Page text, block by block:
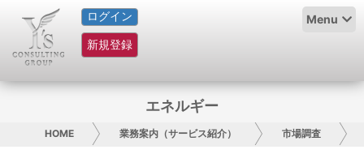
ログイン
新規登録
Menu
HOME
サービス紹介
グループ概要
エネルギー
HOME 業務案内（サービス紹介） 市場調査